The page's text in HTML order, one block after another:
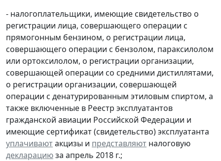
- налогоплательщики, имеющие свидетельство о
регистрации лица, совершающего операции с
прямогонным бензином, о регистрации лица,
совершающего операции с бензолом, параксилолом
или ортоксилолом, о регистрации организации,
совершающей операции со средними дистиллятами,
о регистрации организации, совершающей
операции с денатурированным этиловым спиртом, а
также включенные в Реестр эксплуатантов
гражданской авиации Российской Федерации и
имеющие сертификат (свидетельство) эксплуатанта
уплачиваютакцизы и представляют налоговую
декларациюза апрель 2018 г.;